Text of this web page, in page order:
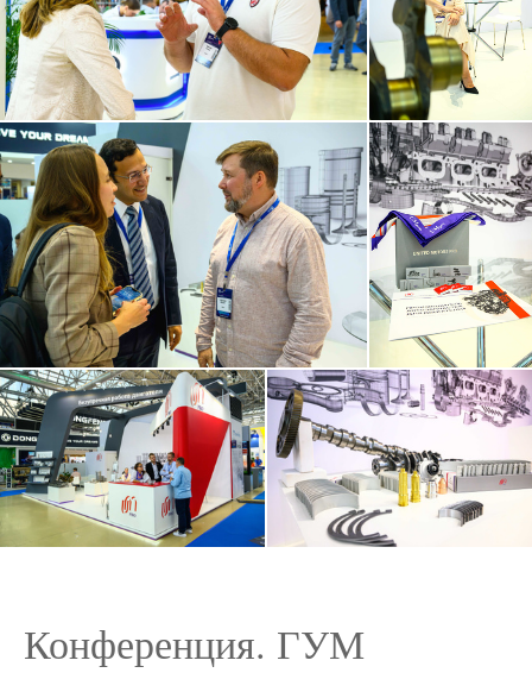
Конференция. ГУМ